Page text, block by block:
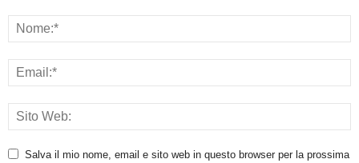
Salva il mio nome, email e sito web in questo browser per la prossima